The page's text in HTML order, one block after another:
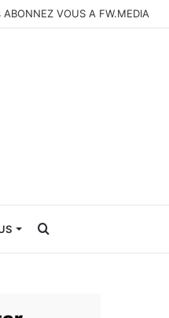
ABONNEZ VOUS A FW.MEDIA
Rechercher